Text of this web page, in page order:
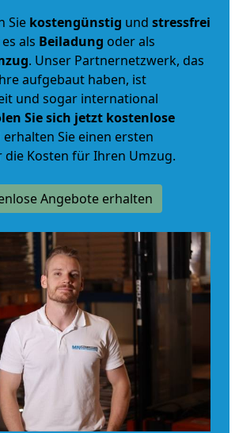
Sie kostengünstig und stressfrei
als Beiladung oder als
. Unser Partnernetzwerk, das
aufgebaut haben, ist
und sogar international
Sie sich jetzt kostenlose
erhalten Sie einen ersten
die Kosten für Ihren Umzug.
Angebote erhalten